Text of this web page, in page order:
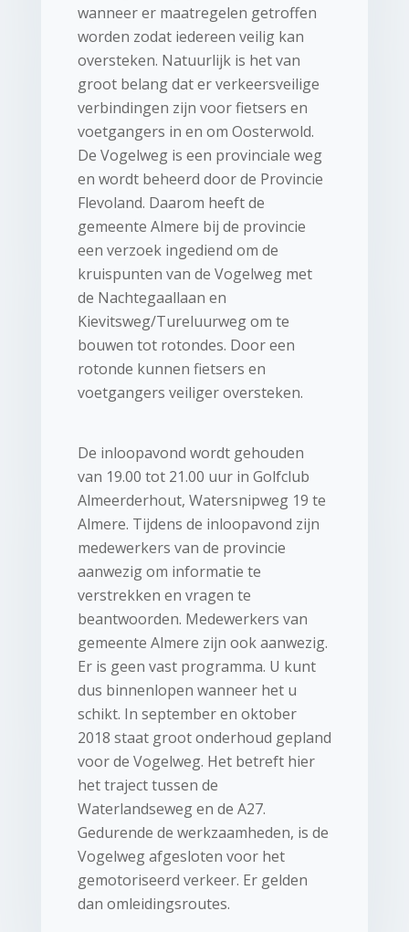
wanneer er maatregelen getroffen
worden zodat iedereen veilig kan
oversteken. Natuurlijk is het van
groot belang dat er verkeersveilige
verbindingen zijn voor fietsers en
voetgangers in en om Oosterwold.
De Vogelweg is een provinciale weg
en wordt beheerd door de Provincie
Flevoland. Daarom heeft de
gemeente Almere bij de provincie
een verzoek ingediend om de
kruispunten van de Vogelweg met
de Nachtegaallaan en
Kievitsweg/Tureluurweg om te
bouwen tot rotondes. Door een
rotonde kunnen fietsers en
voetgangers veiliger oversteken.
De inloopavond wordt gehouden
van 19.00 tot 21.00 uur in Golfclub
Almeerderhout, Watersnipweg 19 te
Almere. Tijdens de inloopavond zijn
medewerkers van de provincie
aanwezig om informatie te
verstrekken en vragen te
beantwoorden. Medewerkers van
gemeente Almere zijn ook aanwezig.
Er is geen vast programma. U kunt
dus binnenlopen wanneer het u
schikt. In september en oktober
2018 staat groot onderhoud gepland
voor de Vogelweg. Het betreft hier
het traject tussen de
Waterlandseweg en de A27.
Gedurende de werkzaamheden, is de
Vogelweg afgesloten voor het
gemotoriseerd verkeer. Er gelden
dan omleidingsroutes.